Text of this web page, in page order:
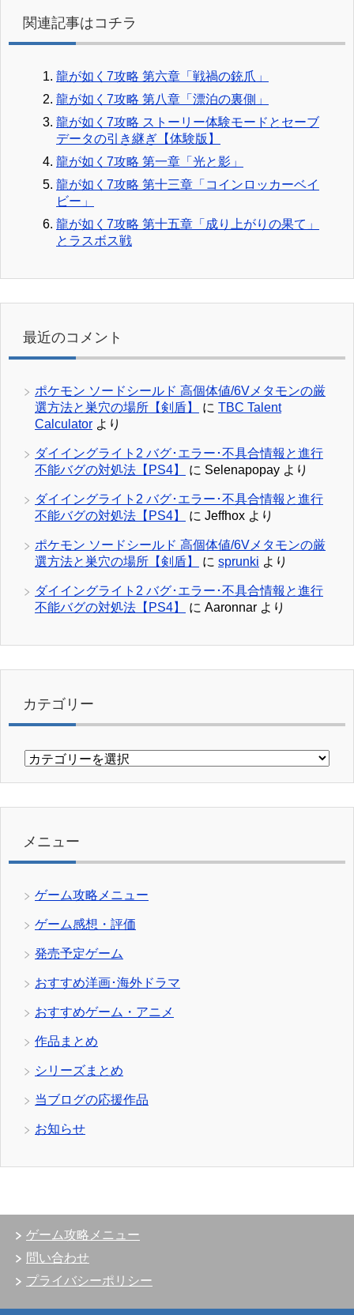
関連記事はコチラ
龍が如く7攻略 第六章「戦禍の銃爪」
龍が如く7攻略 第八章「漂泊の裏側」
龍が如く7攻略 ストーリー体験モードとセーブ
データの引き継ぎ【体験版】
龍が如く7攻略 第一章「光と影」
龍が如く7攻略 第十三章「コインロッカーベイ
ビー」
龍が如く7攻略 第十五章「成り上がりの果て」
とラスボス戦
最近のコメント
ポケモン ソードシールド 高個体値/6Vメタモンの厳
選方法と巣穴の場所【剣盾】
に TBC Talent
Calculator より
ダイイングライト2 バグ･エラー･不具合情報と進行
不能バグの対処法【PS4】
に Selenapopay より
ダイイングライト2 バグ･エラー･不具合情報と進行
不能バグの対処法【PS4】
に Jeffhox より
ポケモン ソードシールド 高個体値/6Vメタモンの厳
選方法と巣穴の場所【剣盾】
に sprunki より
ダイイングライト2 バグ･エラー･不具合情報と進行
不能バグの対処法【PS4】
に Aaronnar より
カテゴリー
カ
リ
メニュー
ゲーム攻略メニュー
ゲーム感想・評価
発売予定ゲーム
おすすめ洋画･海外ドラマ
おすすめゲーム・アニメ
作品まとめ
シリーズまとめ
当ブログの応援作品
お知らせ
ゲーム攻略メニュー
問い合わせ
プライバシーポリシー